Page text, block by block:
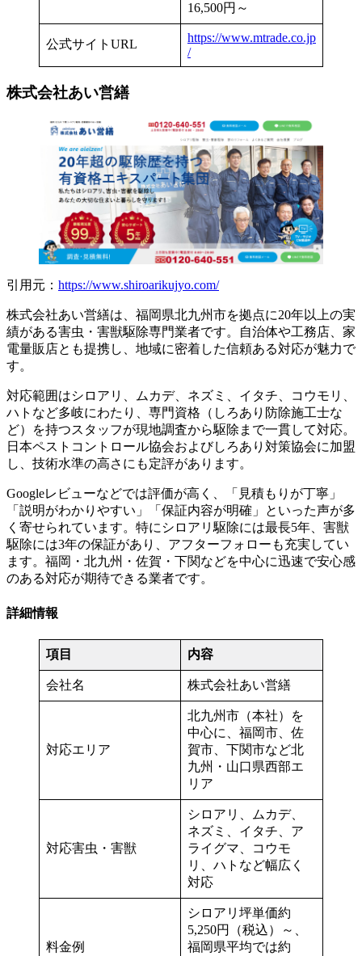
16,500円～
公式サイトURL
https://www.mtrade.co.jp
/
株式会社あい営繕
引用元： https://www.shiroarikujyo.com/
株式会社あい営繕は、福岡県北九州市を拠点に20年以上の実
績がある害虫・害獣駆除専門業者です。自治体や工務店、家
電量販店とも提携し、地域に密着した信頼ある対応が魅力で
す。
対応範囲はシロアリ、ムカデ、ネズミ、イタチ、コウモリ、
ハトなど多岐にわたり、専門資格（しろあり防除施工士な
ど）を持つスタッフが現地調査から駆除まで一貫して対応。
日本ペストコントロール協会およびしろあり対策協会に加盟
し、技術水準の高さにも定評があります。
Googleレビューなどでは評価が高く、「見積もりが丁寧」
「説明がわかりやすい」「保証内容が明確」といった声が多
く寄せられています。特にシロアリ駆除には最長5年、害獣
駆除には3年の保証があり、アフターフォローも充実してい
ます。福岡・北九州・佐賀・下関などを中心に迅速で安心感
のある対応が期待できる業者です。
詳細情報
項目 内容
会社名 株式会社あい営繕
対応エリア
北九州市（本社）を
中心に、福岡市、佐
賀市、下関市など北
九州・山口県西部エ
リア
対応害虫・害獣
シロアリ、ムカデ、
ネズミ、イタチ、ア
ライグマ、コウモ
リ、ハトなど幅広く
対応
料金例
シロアリ坪単価約
5,250円（税込）～、
福岡県平均では約